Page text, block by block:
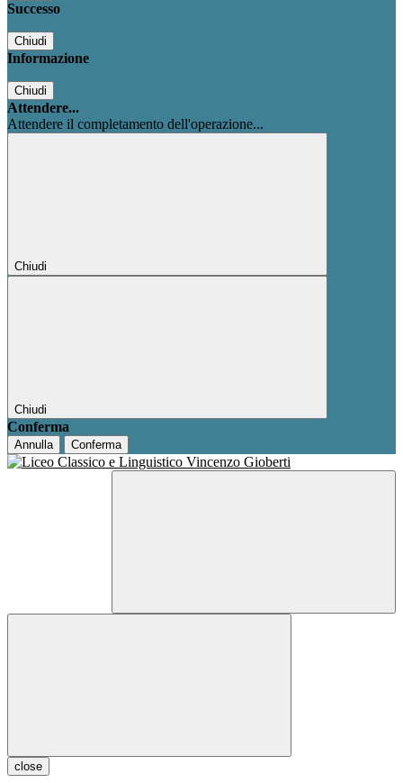
Successo
Chiudi
Informazione
Chiudi
Attendere...
Attendere il completamento dell'operazione...
Chiudi
Chiudi
Conferma
Annulla Conferma
close